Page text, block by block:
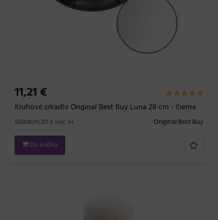
11,21 €
Kruhové zrkadlo Original Best Buy Luna 28 cm - čierne
Original Best Buy
Skladom 20 a viac ks
Do košíka